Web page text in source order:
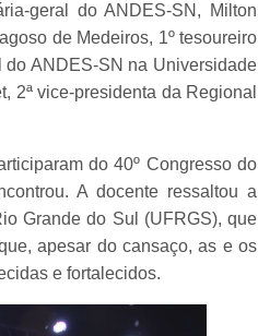
geral do ANDES-SN, Milton
de Medeiros, 1º tesoureiro
ANDES-SN na Universidade
2ª vice-presidenta da Regional
do 40º Congresso do
A docente ressaltou a
Grande do Sul (UFRGS), que
apesar do cansaço, as e os
e fortalecidos.